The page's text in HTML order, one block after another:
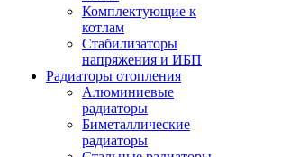
Комплектующие к
котлам
Стабилизаторы
напряжения и ИБП
Радиаторы отопления
Алюминиевые
радиаторы
Биметаллические
радиаторы